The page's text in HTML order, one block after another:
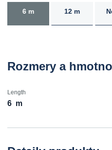
6 m 12 m
Rozmery a
Length
6 m